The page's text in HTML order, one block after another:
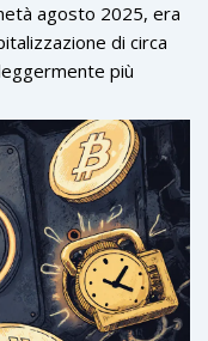
un mercato
finanziario,
agosto 2025, era
di circa
più
che è facile che il
asset liquido come
slippage e